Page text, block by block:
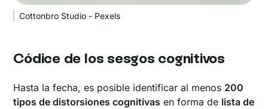
Cottonbro Studio - Pexels
Códice de los sesgos cognitivos
Hasta la fecha, es posible identificar al menos 200
tipos de distorsiones cognitivas en forma de lista de